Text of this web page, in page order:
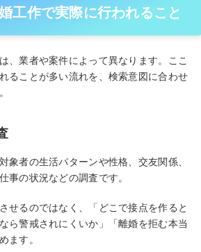
工作で実際に行われること
、業者や案件によって異なります。ここ
ることが多い流れを、検索意図に合わせ
象者の生活パターンや性格、交友関係、
事の状況などの調査です。
せるのではなく、「どこで接点を作ると
ら警戒されにくいか」「離婚を拒む本当
ます。